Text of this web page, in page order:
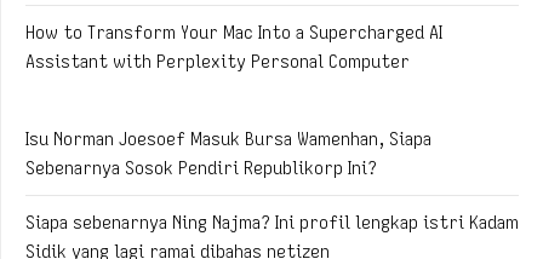
How to Transform Your Mac Into a Supercharged AI
Assistant with Perplexity Personal Computer
Isu Norman Joesoef Masuk Bursa Wamenhan, Siapa
Sebenarnya Sosok Pendiri Republikorp Ini?
Siapa sebenarnya Ning Najma? Ini profil lengkap istri Kadam
Sidik yang lagi ramai dibahas netizen